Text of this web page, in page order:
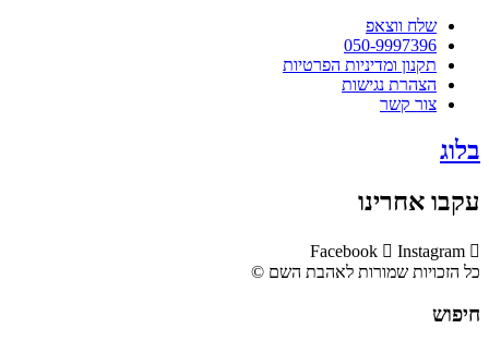
שלח ווצאפ
050-9997396
תקנון ומדיניות הפרטיות
הצהרת נגישות
צור קשר
בלוג
עקבו אחרינו
Facebook
Instagram
כל הזכויות שמורות לאהבת השם ©​
חיפוש